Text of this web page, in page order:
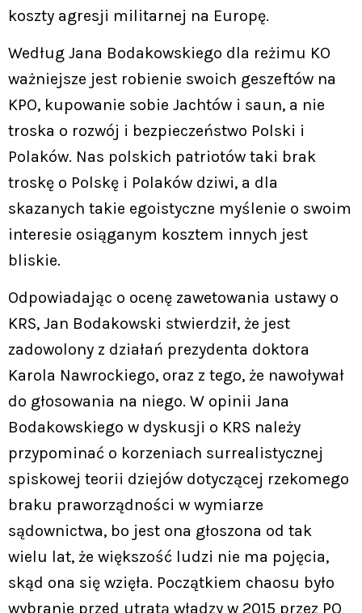
koszty agresji militarnej na Europę.
Według Jana Bodakowskiego dla reżimu KO
ważniejsze jest robienie swoich geszeftów na
KPO, kupowanie sobie Jachtów i saun, a nie
troska o rozwój i bezpieczeństwo Polski i
Polaków. Nas polskich patriotów taki brak
troskę o Polskę i Polaków dziwi, a dla
skazanych takie egoistyczne myślenie o swoim
interesie osiąganym kosztem innych jest
bliskie.
Odpowiadając o ocenę zawetowania ustawy o
KRS, Jan Bodakowski stwierdził, że jest
zadowolony z działań prezydenta doktora
Karola Nawrockiego, oraz z tego, że nawoływał
do głosowania na niego. W opinii Jana
Bodakowskiego w dyskusji o KRS należy
przypominać o korzeniach surrealistycznej
spiskowej teorii dziejów dotyczącej rzekomego
braku praworządności w wymiarze
sądownictwa, bo jest ona głoszona od tak
wielu lat, że większość ludzi nie ma pojęcia,
skąd ona się wzięła. Początkiem chaosu było
wybranie przed utratą władzy w 2015 przez PO